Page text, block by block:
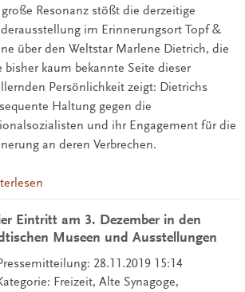
Resonanz stößt die derzeitige
im Erinnerungsort Topf &
über den Weltstar Marlene Dietrich, die
bisher kaum bekannte Seite dieser
Persönlichkeit zeigt: Dietrichs
Haltung gegen die
und ihr Engagement für die
an deren Verbrechen.
Eintritt am 3. Dezember in den
Museen und Ausstellungen
28.11.2019 15:14
Freizeit, Alte Synagoge,